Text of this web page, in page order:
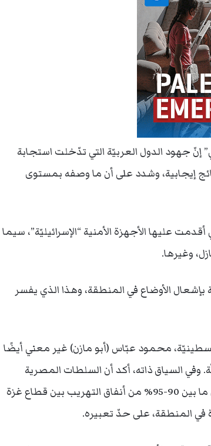
إنّ جهود الدول العربيّة التي تدّخلت استجابة
إيجابية، وشدد على أن ما وصفه بمستوى
عليها الأجهزة الأمنية “الإسرائيليّة”، سيما
وغيرها.
بإشعال الأوضاع في المنطقة، وهذا الذي يفسر
محمود عبّاس (أبو مازن) غير معني أيضًا
وفي السياق ذاته، أكد أن السلطات المصرية
تواصل حربها ضد الإرهاب في سيناء، وانها تمكّنت من إغلاق ما بين 90-95% من أنفاق التهريب بين قطاع غزة
في المنطقة، على حدّ تعبيره.